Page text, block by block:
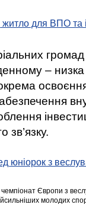
житло для ВПО
громад
–
освоєння
зв’язку.
з
Європи з
молодих